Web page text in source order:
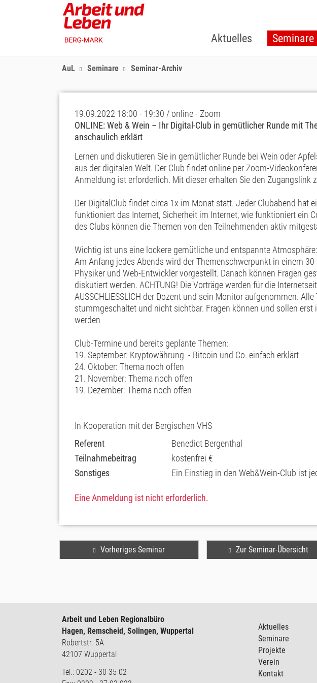
Aktuelles Seminare
AuL Seminare Seminar-Archiv
19.09.2022 18:00 - 19:30 / online - Zoom
ONLINE: Web & Wein – Ihr Digital-Club in gemütlicher Runde mit
anschaulich erklärt
Lernen und diskutieren Sie in gemütlicher Runde bei Wein oder
aus der digitalen Welt. Der Club findet online per Zoom-
Anmeldung ist erforderlich. Mit dieser erhalten Sie den Zugangslink
Der DigitalClub findet circa 1x im Monat statt. Jeder Clubabend hat
funktioniert das Internet, Sicherheit im Internet, wie funktioniert ein
des Clubs können die Themen von den Teilnehmenden aktiv
Wichtig ist uns eine lockere gemütliche und entspannte
Am Anfang jedes Abends wird der Themenschwerpunkt in einem
Physiker und Web-Entwickler vorgestellt. Danach können Fragen
diskutiert werden. ACHTUNG! Die Vorträge werden für die
AUSSCHLIESSLICH der Dozent und sein Monitor aufgenommen.
stummgeschaltet und nicht sichtbar. Fragen können und sollen
werden
Club-Termine und bereits geplante Themen:
19. September: Kryptowährung - Bitcoin und Co. einfach erklärt
24. Oktober: Thema noch offen
21. November: Thema noch offen
19. Dezember: Thema noch offen
In Kooperation mit der Bergischen VHS
Referent
Benedict Bergenthal
Teilnahmebeitrag
kostenfrei €
Sonstiges
Ein Einstieg in den Web&Wein-Club ist
Eine Anmeldung ist nicht erforderlich.
Vorheriges Seminar Zur Seminar-Übersicht
Arbeit und Leben Regionalbüro
Hagen, Remscheid, Solingen, Wuppertal
Robertstr. 5A
42107 Wuppertal
Tel.: 0202 - 30 35 02
Aktuelles
Seminare
Projekte
Verein
Kontakt